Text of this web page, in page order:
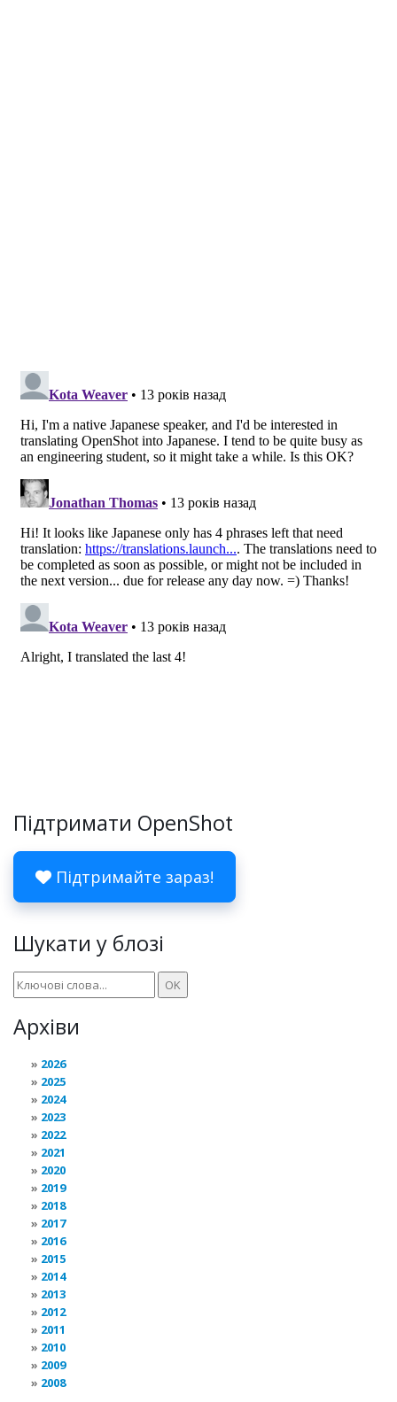
Підтримати OpenShot
Підтримайте зараз!
Шукати у блозі
Архіви
2026
2025
2024
2023
2022
2021
2020
2019
2018
2017
2016
2015
2014
2013
2012
2011
2010
2009
2008